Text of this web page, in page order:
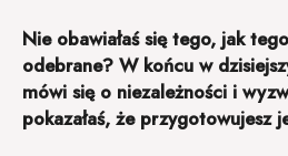
Nie obawiałaś się tego, jak
odebrane? W końcu w
mówi się o niezależności i
pokazałaś, że przygotowujesz